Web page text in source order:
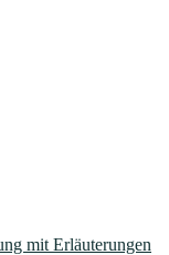
mit Erläuterungen